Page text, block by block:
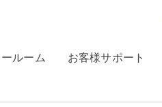
ルーム お客様サポート